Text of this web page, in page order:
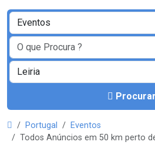
Procurar
Portugal
Eventos
Todos Anúncios em 50 km perto